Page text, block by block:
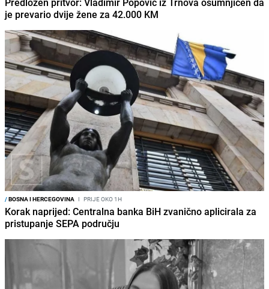
je prevario dvije žene za 42.000 KM
/BOSNA I HERCEGOVINA I PRIJE OKO 1H
Korak naprijed: Centralna banka BiH zvanično aplicirala za
pristupanje SEPA području